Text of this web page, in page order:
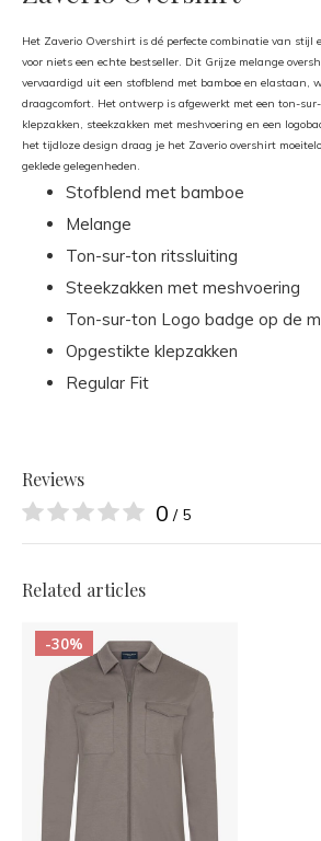
Het Zaverio Overshirt is dé perfecte combinatie van
voor niets een echte bestseller. Dit Grijze melange
vervaardigd uit een stofblend met bamboe en elastaan,
draagcomfort. Het ontwerp is afgewerkt met een ton-
klepzakken, steekzakken met meshvoering en een
het tijdloze design draag je het Zaverio overshirt
geklede gelegenheden.
Stofblend met bamboe
Melange
Ton-sur-ton ritssluiting
Steekzakken met meshvoering
Ton-sur-ton Logo badge op de
Opgestikte klepzakken
Regular Fit
Reviews
0 / 5
Related articles
-30%